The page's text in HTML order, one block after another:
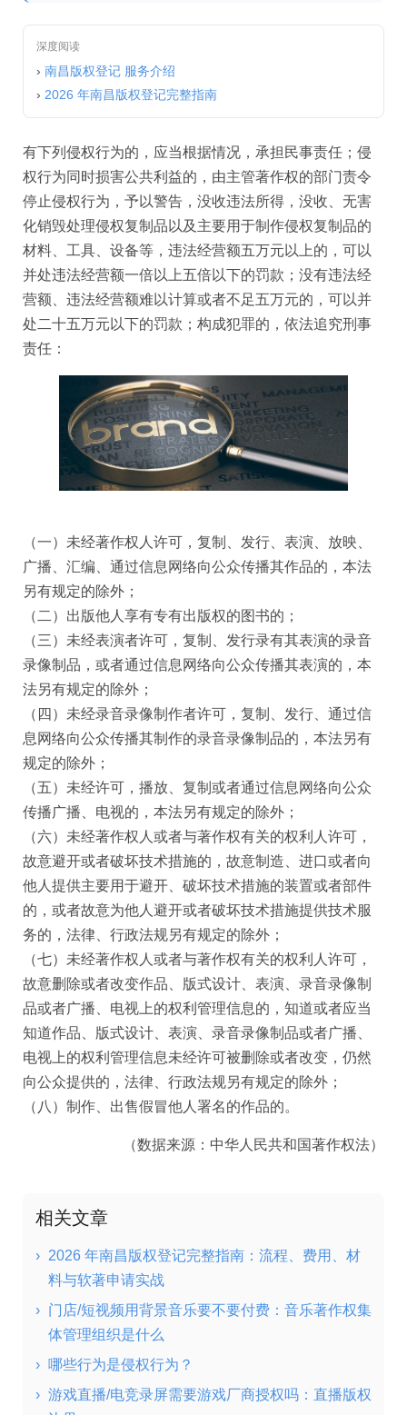
深度阅读
› 南昌版权登记 服务介绍
› 2026 年南昌版权登记完整指南
有下列侵权行为的，应当根据情况，承担民事责任；侵
权行为同时损害公共利益的，由主管著作权的部门责令
停止侵权行为，予以警告，没收违法所得，没收、无害
化销毁处理侵权复制品以及主要用于制作侵权复制品的
材料、工具、设备等，违法经营额五万元以上的，可以
并处违法经营额一倍以上五倍以下的罚款；没有违法经
营额、违法经营额难以计算或者不足五万元的，可以并
处二十五万元以下的罚款；构成犯罪的，依法追究刑事
责任：
（一）未经著作权人许可，复制、发行、表演、放映、
广播、汇编、通过信息网络向公众传播其作品的，本法
另有规定的除外；
（二）出版他人享有专有出版权的图书的；
（三）未经表演者许可，复制、发行录有其表演的录音
录像制品，或者通过信息网络向公众传播其表演的，本
法另有规定的除外；
（四）未经录音录像制作者许可，复制、发行、通过信
息网络向公众传播其制作的录音录像制品的，本法另有
规定的除外；
（五）未经许可，播放、复制或者通过信息网络向公众
传播广播、电视的，本法另有规定的除外；
（六）未经著作权人或者与著作权有关的权利人许可，
故意避开或者破坏技术措施的，故意制造、进口或者向
他人提供主要用于避开、破坏技术措施的装置或者部件
的，或者故意为他人避开或者破坏技术措施提供技术服
务的，法律、行政法规另有规定的除外；
（七）未经著作权人或者与著作权有关的权利人许可，
故意删除或者改变作品、版式设计、表演、录音录像制
品或者广播、电视上的权利管理信息的，知道或者应当
知道作品、版式设计、表演、录音录像制品或者广播、
电视上的权利管理信息未经许可被删除或者改变，仍然
向公众提供的，法律、行政法规另有规定的除外；
（八）制作、出售假冒他人署名的作品的。
（数据来源：中华人民共和国著作权法）
相关文章
› 2026 年南昌版权登记完整指南：流程、费用、材
料与软著申请实战
› 门店/短视频用背景音乐要不要付费：音乐著作权集
体管理组织是什么
› 哪些行为是侵权行为？
› 游戏直播/电竞录屏需要游戏厂商授权吗：直播版权